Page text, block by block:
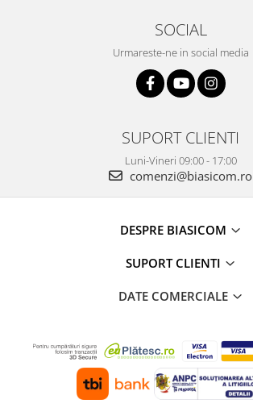
SOCIAL
Urmareste-ne in social media
SUPORT CLIENTI
Luni-Vineri 09:00 - 17:00
comenzi@biasicom.ro
DESPRE BIASICOM
SUPORT CLIENTI
DATE COMERCIALE